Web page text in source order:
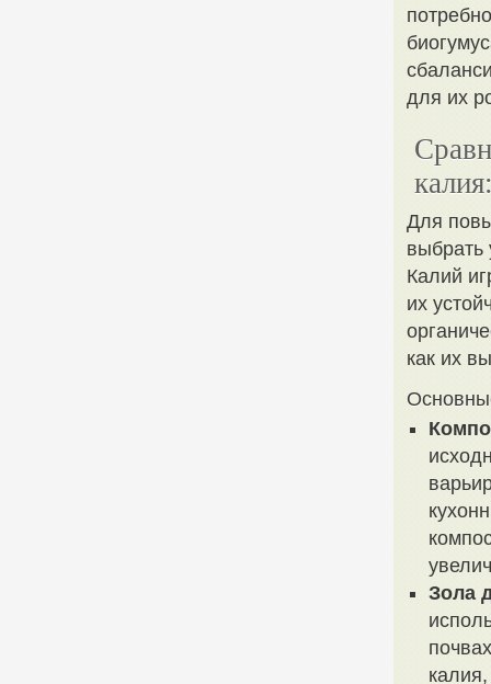
для их
Для
выбрать
Калий
их
как их
Зола